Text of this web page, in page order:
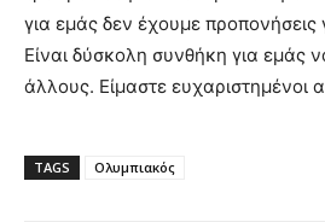
για εμάς δεν έχουμε
Είναι δύσκολη συνθήκη για εμάς
άλλους. Είμαστε ευχαριστημένοι
TAGS Ολυμπιακός